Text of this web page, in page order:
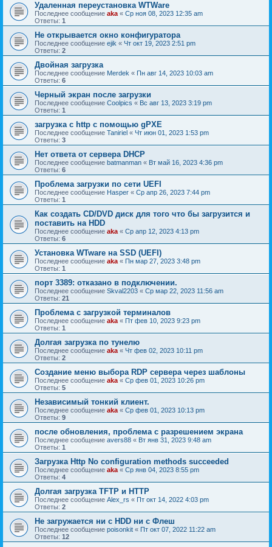
Удаленная переустановка WTWare
Последнее сообщение aka « Ср ноя 08, 2023 12:35 am
Ответы: 1
Не открывается окно конфигуратора
Последнее сообщение ejik « Чт окт 19, 2023 2:51 pm
Ответы: 2
Двойная загрузка
Последнее сообщение Merdek « Пн авг 14, 2023 10:03 am
Ответы: 6
Черный экран после загрузки
Последнее сообщение Coolpics « Вс авг 13, 2023 3:19 pm
Ответы: 1
загрузка с http с помощью gPXE
Последнее сообщение Taniriel « Чт июн 01, 2023 1:53 pm
Ответы: 3
Нет ответа от сервера DHCP
Последнее сообщение batmanman « Вт май 16, 2023 4:36 pm
Ответы: 6
Проблема загрузки по сети UEFI
Последнее сообщение Hasper « Ср апр 26, 2023 7:44 pm
Ответы: 1
Как создать CD/DVD диск для того что бы загрузится и
поставить на HDD
Последнее сообщение aka « Ср апр 12, 2023 4:13 pm
Ответы: 6
Установка WTware на SSD (UEFI)
Последнее сообщение aka « Пн мар 27, 2023 3:48 pm
Ответы: 1
порт 3389: отказано в подключении.
Последнее сообщение Skval2203 « Ср мар 22, 2023 11:56 am
Ответы: 21
Проблема с загрузкой терминалов
Последнее сообщение aka « Пт фев 10, 2023 9:23 pm
Ответы: 1
Долгая загрузка по тунелю
Последнее сообщение aka « Чт фев 02, 2023 10:11 pm
Ответы: 2
Создание меню выбора RDP сервера через шаблоны
Последнее сообщение aka « Ср фев 01, 2023 10:26 pm
Ответы: 5
Независимый тонкий клиент.
Последнее сообщение aka « Ср фев 01, 2023 10:13 pm
Ответы: 9
после обновления, проблема с разрешением экрана
Последнее сообщение avers88 « Вт янв 31, 2023 9:48 am
Ответы: 1
Загрузка Http No configuration methods succeeded
Последнее сообщение aka « Ср янв 04, 2023 8:55 pm
Ответы: 4
Долгая загрузка TFTP и HTTP
Последнее сообщение Alex_rs « Пт окт 14, 2022 4:03 pm
Ответы: 2
Не загружается ни с HDD ни с Флеш
Последнее сообщение poisonkit « Пт окт 07, 2022 11:22 am
Ответы: 12